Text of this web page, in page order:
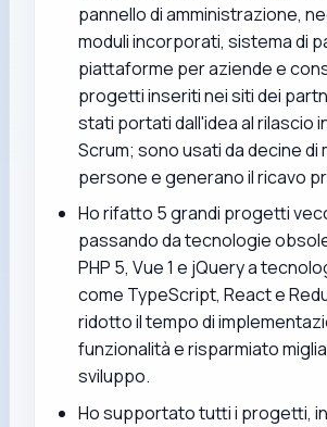
pannello di amministrazione,
moduli incorporati, sistema di
piattaforme per aziende e
progetti inseriti nei siti dei
stati portati dall'idea al rilascio
Scrum; sono usati da decine di
persone e generano il ricavo
Ho rifatto 5 grandi progetti
passando da tecnologie
PHP 5, Vue 1 e jQuery a
come TypeScript, React e
ridotto il tempo di
funzionalità e risparmiato
sviluppo.
Ho supportato tutti i progetti,